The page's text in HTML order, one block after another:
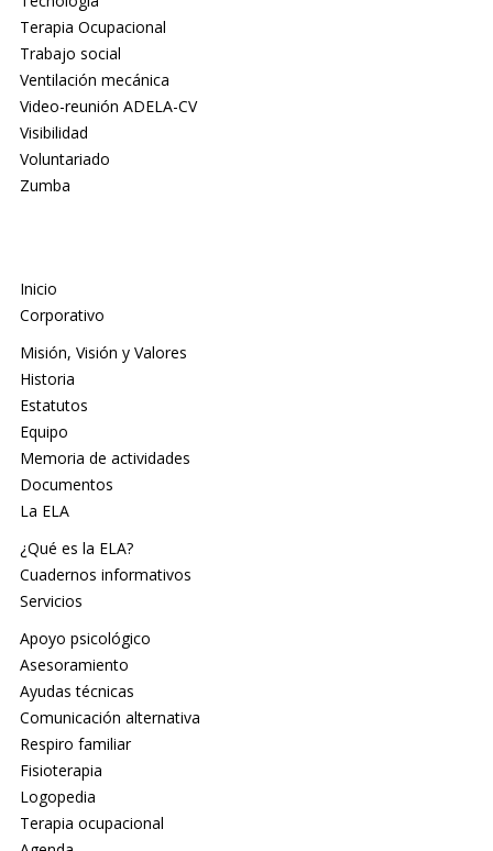
Terapia Ocupacional
Trabajo social
Ventilación mecánica
Video-reunión ADELA-CV
Visibilidad
Voluntariado
Zumba
Inicio
Corporativo
Misión, Visión y Valores
Historia
Estatutos
Equipo
Memoria de actividades
Documentos
La ELA
¿Qué es la ELA?
Cuadernos informativos
Servicios
Apoyo psicológico
Asesoramiento
Ayudas técnicas
Comunicación alternativa
Respiro familiar
Fisioterapia
Logopedia
Terapia ocupacional